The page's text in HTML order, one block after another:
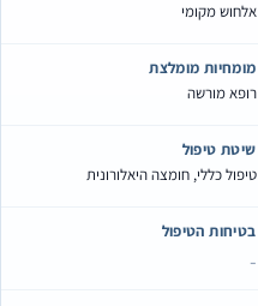
אלחוש מקומי
מומחיות מומלצת
רופא מורשה
שיטת טיפול
טיפול כללי, חומצה היאלורונית
בטיחות הטיפול
-